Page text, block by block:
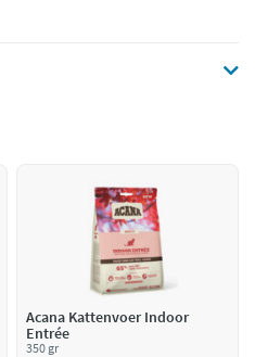
Acana Kattenvoer Indoor
Entrée
350 gr